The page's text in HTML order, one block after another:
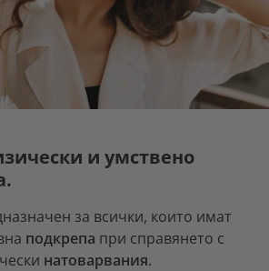
и умствено
за всички, които имат
подкрепа при справянето с
натоварвания.